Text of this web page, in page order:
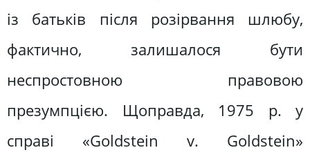
із батьків після розірвання шлюбу,
фактично, залишалося бути
неспростовною правовою
презумпцією. Щоправда, 1975 р. у
справі «Goldstein v. Goldstein»